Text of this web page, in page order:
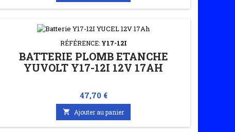
RÉFÉRENCE: Y17-12I
BATTERIE PLOMB ETANCHE
YUVOLT Y17-12I 12V 17AH
Prix
47,70 €
 Ajouter au panier